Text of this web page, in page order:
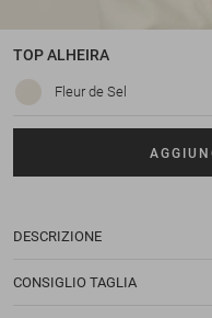
TOPALHEIRA
Fleur de Sel
DESCRIZIONE
CONSIGLIO TAGLIA